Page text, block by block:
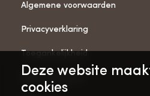
Deze website
cookies
Algemene voorwaarden
Privacyverklaring
Toegankelijkheid
ANBI-gegevens